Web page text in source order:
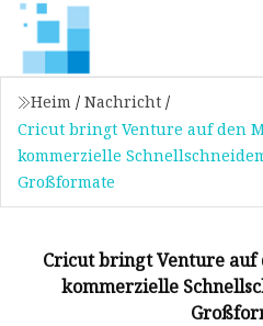
Heim / Nachricht /
Cricut bringt Venture auf den
kommerzielle
Großformate
Cricut bringt Venture auf
kommerzielle